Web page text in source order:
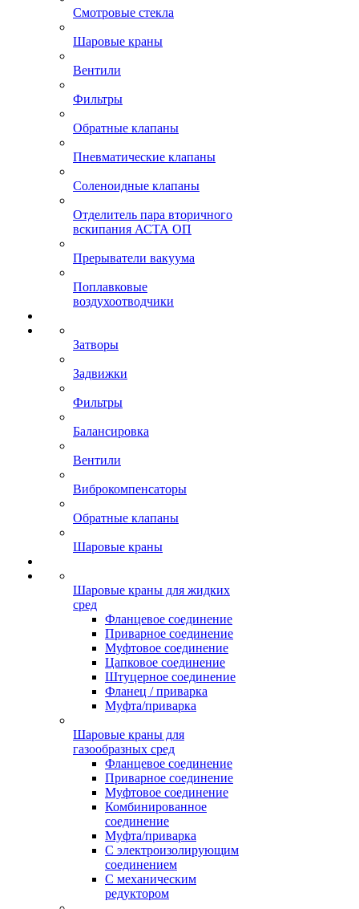
Смотровые стекла
Шаровые краны
Вентили
Фильтры
Обратные клапаны
Пневматические клапаны
Соленоидные клапаны
Отделитель пара вторичного
вскипания АСТА ОП
Прерыватели вакуума
Поплавковые
воздухоотводчики
Затворы
Задвижки
Фильтры
Балансировка
Вентили
Виброкомпенсаторы
Обратные клапаны
Шаровые краны
Шаровые краны для жидких
сред
Фланцевое соединение
Приварное соединение
Муфтовое соединение
Цапковое соединение
Штуцерное соединение
Фланец / приварка
Муфта/приварка
Шаровые краны для
газообразных сред
Фланцевое соединение
Приварное соединение
Муфтовое соединение
Комбинированное
соединение
Муфта/приварка
С электроизолирующим
соединением
С механическим
редуктором